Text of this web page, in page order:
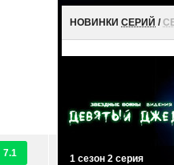
7.1
НОВИНКИ СЕРИЙ /
1 сезон 2 серия